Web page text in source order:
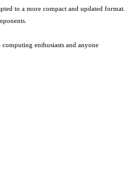
to a more compact and updated format.
enthusiasts and anyone